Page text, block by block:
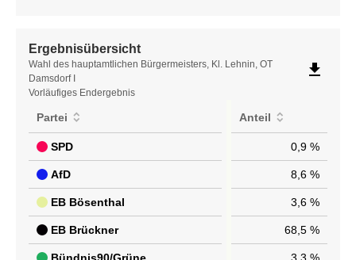
Ergebnisübersicht
Ergebnisübersicht
Wahl des hauptamtlichen Bürgermeisters, Kl. Lehnin, OT
Damsdorf I
Vorläufiges Endergebnis
file_download
Partei Anteil
SPD 0,9 %
AfD 8,6 %
EB Bösenthal 3,6 %
EB Brückner 68,5 %
Bündnis90/Grüne 3,3 %